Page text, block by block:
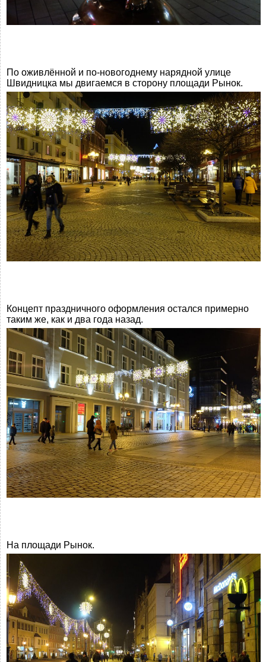
По оживлённой и по-новогоднему нарядной улице
Швидницка мы двигаемся в сторону площади Рынок.
Концепт праздничного оформления остался примерно
таким же, как и два года назад.
На площади Рынок.